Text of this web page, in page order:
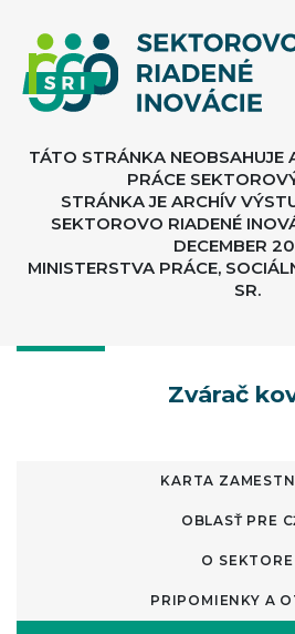
TÁTO STRÁNKA NEOBSAHUJE
PRÁCE
STRÁNKA JE ARCHÍV
SEKTOROVO RIADENÉ
DECEMBER
MINISTERSTVA PRÁCE,
SR.
Zvárač
KARTA
OBLASŤ PRE
O SEKTORE
PRIPOMIENKY A